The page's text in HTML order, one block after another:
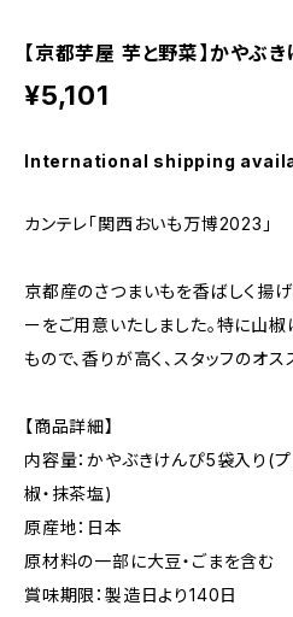
【京都芋屋 芋と野菜】かやぶ
¥5,101
International shipping
カンテレ「関西おいも万博2023」
京都産のさつまいもを香ばしく揚
ーをご用意いたしました。特に山
もので、香りが高く、スタッフのオス
【商品詳細】
内容量：かやぶきけんぴ5袋入り(プ
椒・抹茶塩)
原産地：日本
原材料の一部に大豆・ごまを含む
賞味期限：製造日より140日